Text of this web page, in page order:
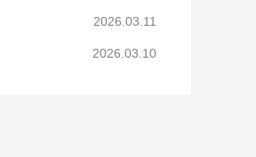
2026.03.11
2026.03.10